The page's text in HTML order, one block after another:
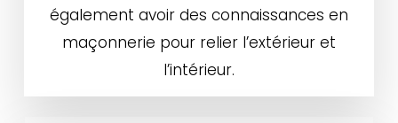
également avoir des connaissances en
maçonnerie pour relier l’extérieur et
l’intérieur.